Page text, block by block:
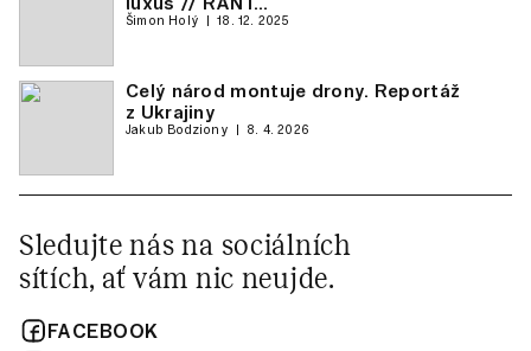
Šimon Holý 18. 12. 2025
Celý národ montuje drony. Reportáž
z Ukrajiny
Jakub Bodziony 8. 4. 2026
Sledujte nás na sociálních
sítích, ať vám nic neujde.
FACEBOOK